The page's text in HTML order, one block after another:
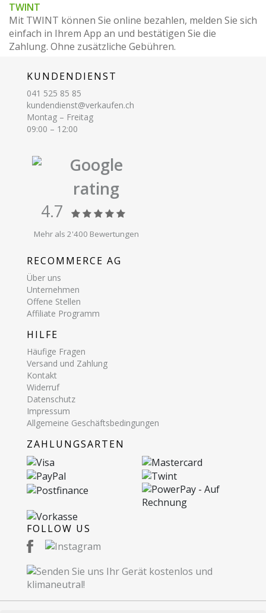
TWINT
Mit TWINT können Sie online bezahlen, melden Sie sich
einfach in Ihrem App an und bestätigen Sie die
Zahlung. Ohne zusätzliche Gebühren.
KUNDENDIENST
041 525 85 85
kundendienst@verkaufen.ch
Montag – Freitag
09:00 – 12:00
Google
rating
4.7
Mehr als 2'400 Bewertungen
RECOMMERCE AG
Über uns
Unternehmen
Offene Stellen
Affiliate Programm
HILFE
Häufige Fragen
Versand und Zahlung
Kontakt
Widerruf
Datenschutz
Impressum
Allgemeine Geschäftsbedingungen
ZAHLUNGSARTEN
FOLLOW US